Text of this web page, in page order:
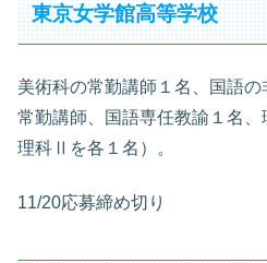
東京女学館高等学校
美術科の常勤講師１名、国語
常勤講師、国語専任教諭１名
理科Ⅱを各１名）。
11/20応募締め切り